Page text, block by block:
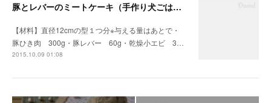
豚とレバーのミートケーキ（手作り犬ごはんレシピ）
【材料】直径12cmの型１つ分※与える量はあとで・
豚ひき肉 300g・豚レバー 60g・乾燥小エビ 3…
2015.10.09 01:08